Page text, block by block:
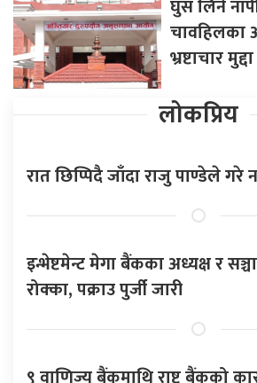
घुस लिने
चावहिलका
भ्रष्टाचार मुद्दा
लोकप्रिय
रात छिप्पिदै जाँदा राजु पाण्डेले गरे
इन्भेष्टमेन्ट मेगा बैंकका अध्यक्ष र
रोक्का, पक्राउ पुर्जी जारी